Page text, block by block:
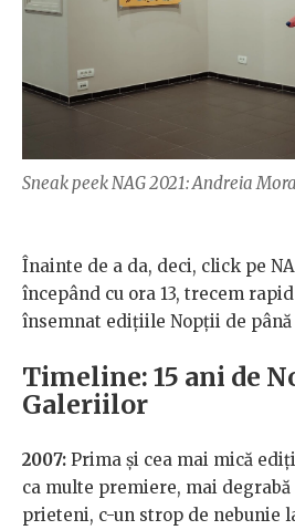
Sneak peek NAG 2021: Andreia
Înainte de a da, deci, click pe
începând cu ora 13, trecem
însemnat edițiile Nopții de până
Timeline: 15 ani de
Galeriilor
2007: Prima și cea mai mică
ca multe premiere, mai
prieteni, c-un strop de nebunie